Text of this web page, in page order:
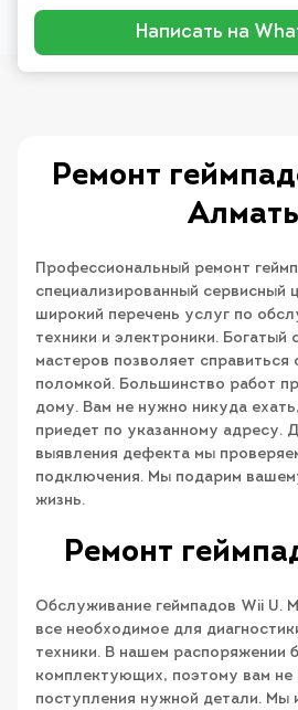
Написать на
Ремонт
Профессиональный ремонт
специализированный сервисный
широкий перечень услуг по
техники и электроники. Богатый
мастеров позволяет справиться
поломкой. Большинство работ
дому. Вам не нужно никуда
приедет по указанному адресу.
выявления дефекта мы
подключения. Мы подарим
жизнь.
Ремонт
Обслуживание геймпадов Wii U.
все необходимое для
техники. В нашем распоряжении
комплектующих, поэтому вам не
поступления нужной детали. Мы